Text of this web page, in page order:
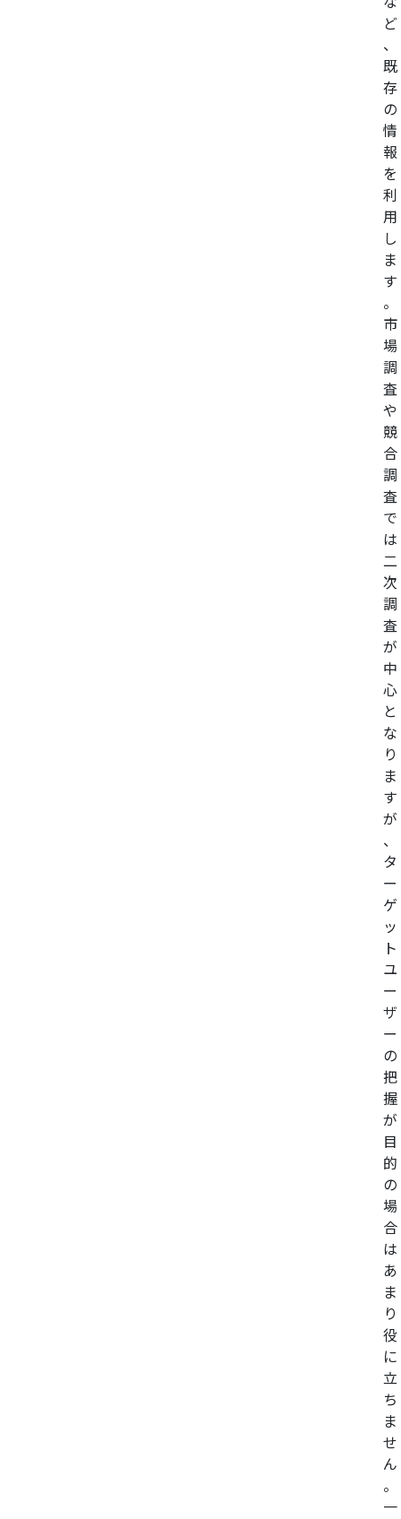
ど
、
既
存
の
情
報
を
利
用
し
ま
す
。
市
場
調
査
や
競
合
調
査
で
は
二
次
調
査
が
中
心
と
な
り
ま
す
が
、
タ
ー
ゲ
ッ
ト
ユ
ー
ザ
ー
の
把
握
が
目
的
の
場
合
は
あ
ま
り
役
に
立
ち
ま
せ
ん
。
一